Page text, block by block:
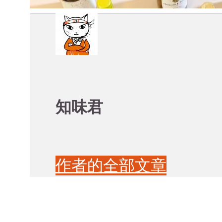
知味君
作者的全部文章